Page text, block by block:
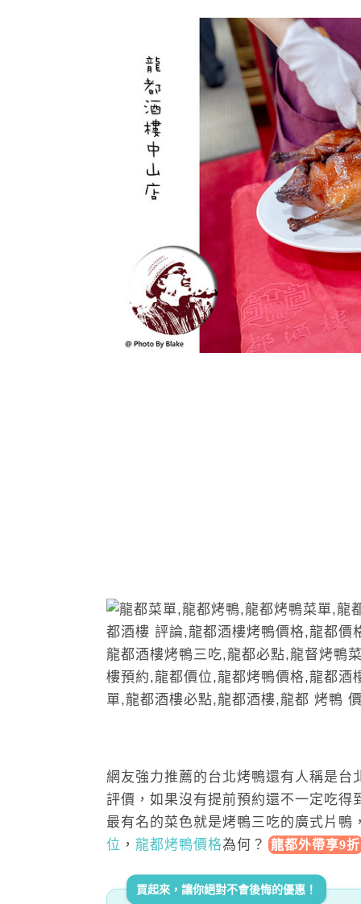
網友強力推薦的台北烤鴨還有人稱是台
評價，如果沒有提前預約還不一定吃
最有名的菜色就是烤鴨三吃的廣式片
位 ， 龍都烤鴨價格為何 ？ 龍都外帶享9折
買起來，讓你絕對不會後悔的優惠！